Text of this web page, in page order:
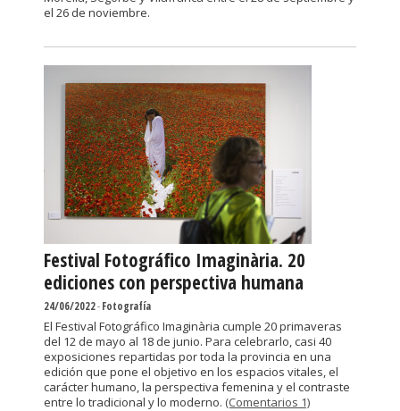
el 26 de noviembre.
Festival Fotográfico Imaginària. 20
ediciones con perspectiva humana
24/06/2022-Fotografía
El Festival Fotográfico Imaginària cumple 20 primaveras
del 12 de mayo al 18 de junio. Para celebrarlo, casi 40
exposiciones repartidas por toda la provincia en una
edición que pone el objetivo en los espacios vitales, el
carácter humano, la perspectiva femenina y el contraste
entre lo tradicional y lo moderno. (Comentarios 1)